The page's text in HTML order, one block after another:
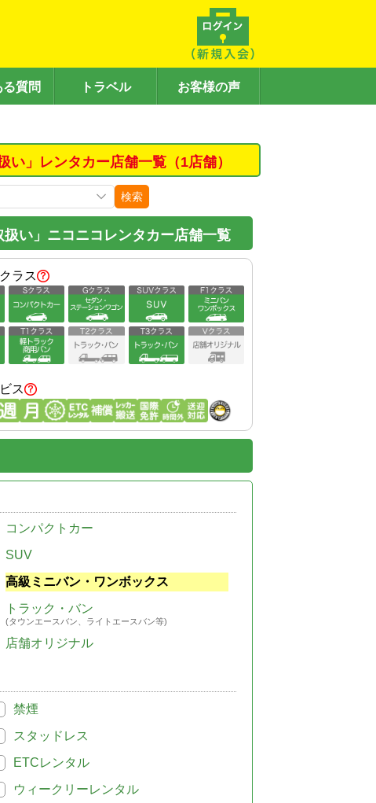
る質問 トラベル お客様の声
」レンタカー店舗一覧（1店舗）
検索
い」ニコニコレンタカー店舗一覧
ラス
ス
コンパクトカー
SUV
高級ミニバン・ワンボックス
トラック・バン
(タウンエースバン、ライトエースバン等)
店舗オリジナル
禁煙
スタッドレス
ETCレンタル
ウィークリーレンタル